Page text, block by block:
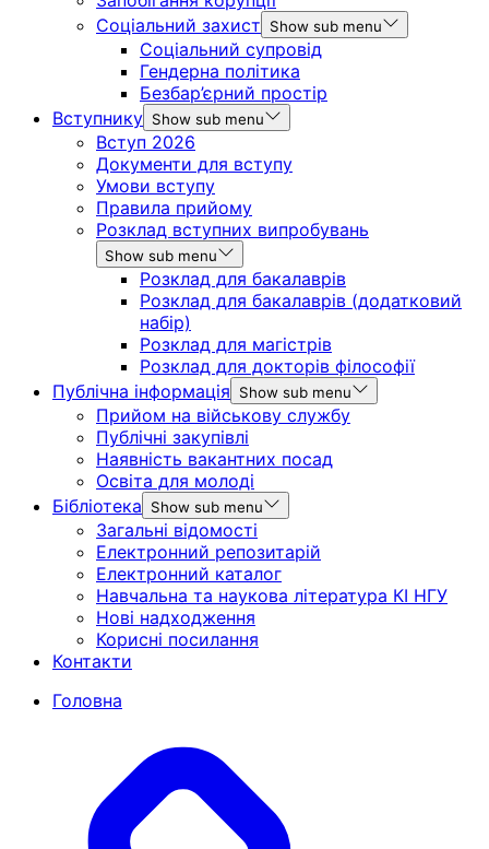
Соціальний захист
Show sub menu
Соціальний супровід
Гендерна політика
Безбар’єрний простір
Вступнику Show sub menu
Вступ 2026
Документи для вступу
Умови вступу
Правила прийому
Розклад вступних випробувань
Show sub menu
Розклад для бакалаврів
Розклад для бакалаврів (додатковий
набір)
Розклад для магістрів
Розклад для докторів філософії
Публічна інформація
Show sub menu
Прийом на військову службу
Публічні закупівлі
Наявність вакантних посад
Освіта для молоді
Бібліотека
Show sub menu
Загальні відомості
Електронний репозитарій
Електронний каталог
Навчальна та наукова література КІ НГУ
Нові надходження
Корисні посилання
Контакти
Головна